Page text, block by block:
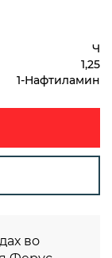
Ч
1,25
1-Нафтиламин
во